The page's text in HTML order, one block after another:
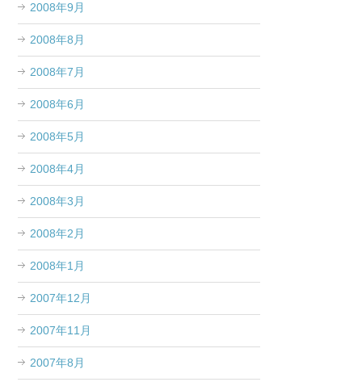
2008年9月
2008年8月
2008年7月
2008年6月
2008年5月
2008年4月
2008年3月
2008年2月
2008年1月
2007年12月
2007年11月
2007年8月